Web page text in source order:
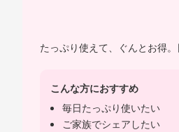
たっぷり使えて、ぐんとお得
こんな方におすすめ
毎日たっぷり使いたい
ご家族でシェアしたい